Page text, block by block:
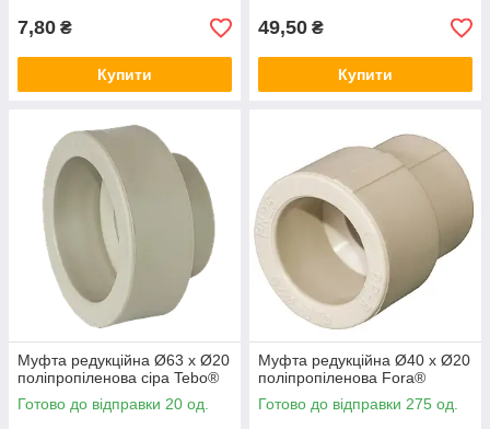
7,80 ₴
Купити
49,50 ₴
Купити
Муфта редукційна Ø63 х Ø20
поліпропіленова сіра Tebo®
Готово до відправки 20 од.
Муфта редукційна Ø40 х Ø20
поліпропіленова Fora®
Готово до відправки 275 од.